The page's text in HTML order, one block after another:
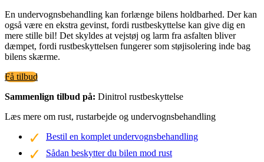
En undervognsbehandling kan forlænge bilens holdbarhed. Der kan
også være en ekstra gevinst, fordi rustbeskyttelse kan give dig en
mere stille bil! Det skyldes at vejstøj og larm fra asfalten bliver
dæmpet, fordi rustbeskyttelsen fungerer som støjisolering inde bag
bilens skærme.
Få tilbud
Sammenlign tilbud på: Dinitrol rustbeskyttelse
Læs mere om rust, rustarbejde og undervognsbehandling
Bestil en komplet undervognsbehandling
Sådan beskytter du bilen mod rust